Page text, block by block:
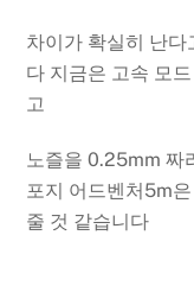
차이가 확실히 난다
다 지금은 고속 모
고
노즐을 0.25mm 짜
포지 어드벤처5m
줄 것 같습니다